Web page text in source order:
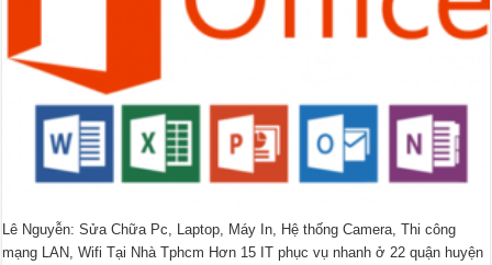
Lê Nguyễn: Sửa Chữa Pc, Laptop, Máy In, Hệ thống Camera, Thi công
mạng LAN, Wifi Tại Nhà Tphcm Hơn 15 IT phục vụ nhanh ở 22 quận huyện